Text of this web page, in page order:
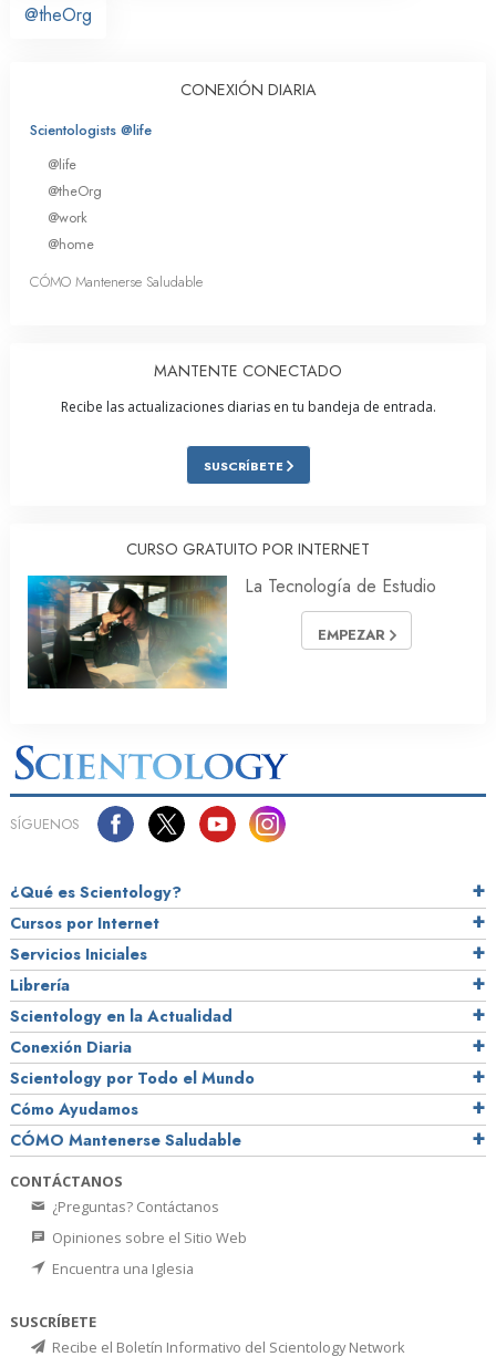
@theOrg
CONEXIÓN DIARIA
Scientologists @life
@life
@theOrg
@work
@home
CÓMO Mantenerse Saludable
MANTENTE CONECTADO
Recibe las actualizaciones diarias en tu bandeja de entrada.
SUSCRÍBETE
CURSO GRATUITO POR INTERNET
La Tecnología de Estudio
EMPEZAR
SÍGUENOS
¿Qué es Scientology?
Cursos por Internet
Servicios Iniciales
Librería
Scientology en la Actualidad
Conexión Diaria
Scientology por Todo el Mundo
Cómo Ayudamos
CÓMO Mantenerse Saludable
CONTÁCTANOS
¿Preguntas? Contáctanos
Opiniones sobre el Sitio Web
Encuentra una Iglesia
SUSCRÍBETE
Recibe el Boletín Informativo del Scientology Network